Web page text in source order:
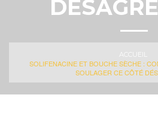
ACCUEIL
SOLIFENACINE ET BOUCHE SÈCHE :
SOULAGER CE CÔTÉ